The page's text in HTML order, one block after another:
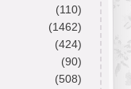
(110)
(1462)
(424)
(90)
(508)